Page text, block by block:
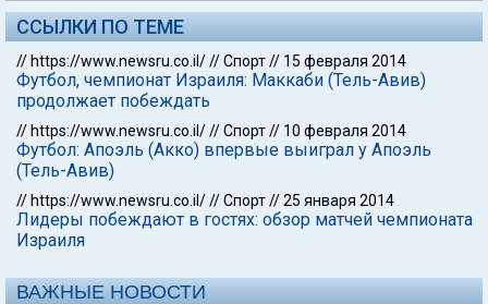
ССЫЛКИ ПО ТЕМЕ
// https://www.newsru.co.il///Спорт// 15 февраля 2014
Футбол, чемпионат Израиля: Маккаби (Тель-Авив)
продолжает побеждать
// https://www.newsru.co.il///Спорт// 10 февраля 2014
Футбол: Апоэль (Акко) впервые выиграл у Апоэль
(Тель-Авив)
// https://www.newsru.co.il///Спорт//25 января 2014
Лидеры побеждают в гостях: обзор матчей чемпионата
Израиля
ВАЖНЫЕ НОВОСТИ